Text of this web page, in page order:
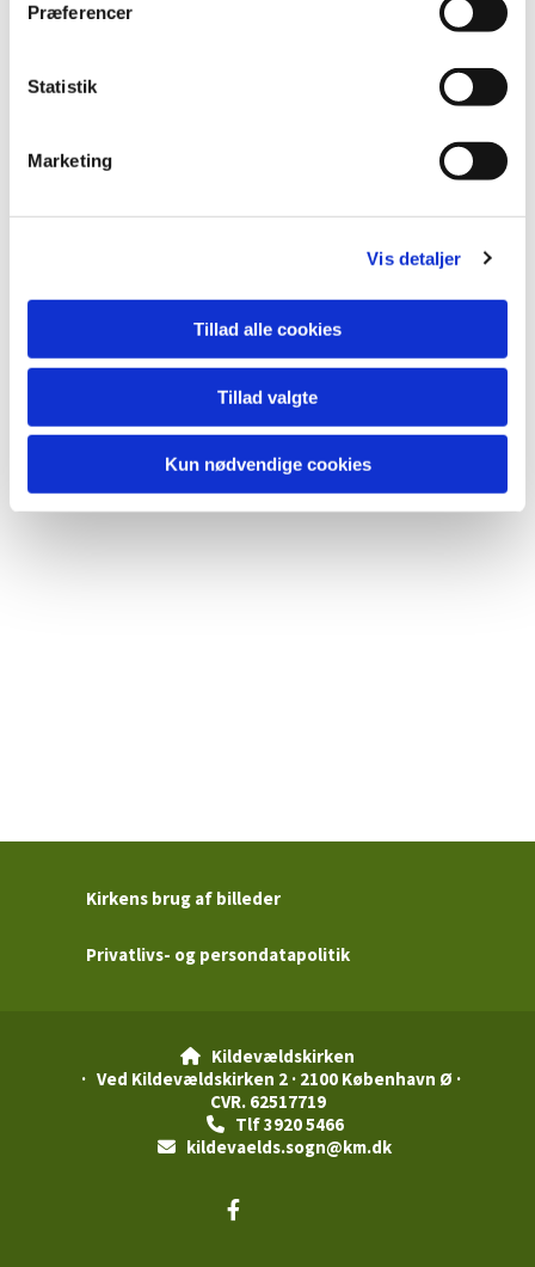
Præferencer
Statistik
Marketing
Vis detaljer
Tillad alle cookies
Tillad valgte
Kun nødvendige cookies
Kirkens brug af billeder
Privatlivs- og persondatapolitik

Kildevældskirken
· Ved Kildevældskirken 2 · 2100 København Ø ·
CVR. 62517719
Tlf 3920 5466
 kildevaelds.sogn@km.dk